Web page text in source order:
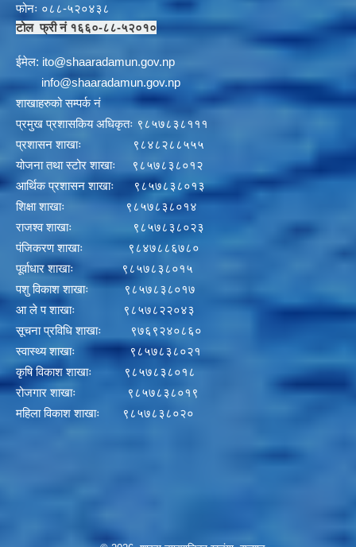
फोनः ०८८-५२०४३८
टोल फ्री नं १६६०-८८-५२०१०
ईमेल: ito@shaaradamun.gov.np
info@shaaradamun.gov.np
शाखाहरुको सम्पर्क नं
प्रमुख प्रशासकिय अधिकृतः ९८५७८३८१११
प्रशासन शाखाः ९८४८२८८५५५
योजना तथा स्टोर शाखाः ९८५७८३८०१२
आर्थिक प्रशासन शाखाः ९८५७८३८०१३
शिक्षा शाखाः ९८५७८३८०१४
राजश्व शाखाः ९८५७८३८०२३
पंजिकरण शाखाः ९८४७८८६७८०
पूर्वाधार शाखाः ९८५७८३८०१५
पशु विकाश शाखाः ९८५७८३८०१७
आ ले प शाखाः ९८५७८२२०४३
सूचना प्रविधि शाखाः ९७६९२४०८६०
स्वास्थ्य शाखाः ९८५७८३८०२१
कृषि विकाश शाखाः ९८५७८३८०१८
रोजगार शाखाः ९८५७८३८०१९
महिला विकाश शाखाः ९८५७८३८०२०